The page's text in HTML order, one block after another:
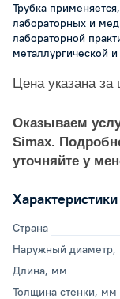
Трубка
лабораторных и
лабораторной
металлургической
Цена указана за
Оказываем
Simax.
уточняйте у
Характеристики
Страна
Наружный
Длина, мм
Толщина стенки, мм